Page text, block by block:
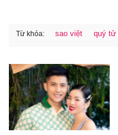
Từ khóa: sao việt quý tử